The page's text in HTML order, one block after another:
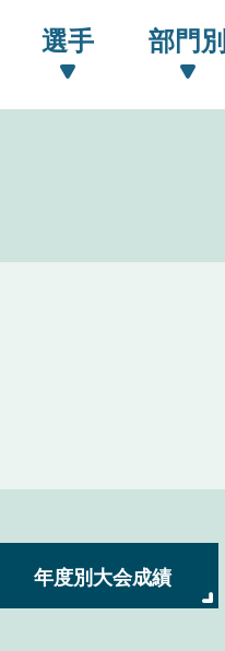
選手 部門別
年度別大会成績